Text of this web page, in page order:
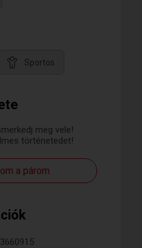
meg vele!
történetedet!
a párom
3660915
Sportos